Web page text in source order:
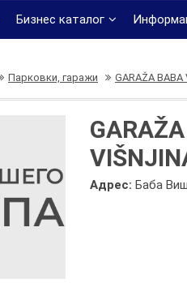
Бизнес каталог
Парковки, гаражи GARAŽA
Адрес:Баба